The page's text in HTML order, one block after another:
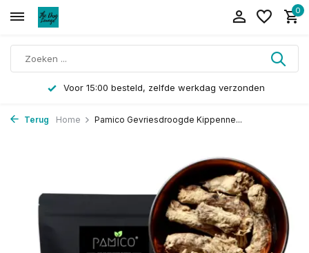
0
Voor 15:00 besteld, zelfde werkdag verzonden
Terug Home Pamico Gevriesdroogde Kippenne...